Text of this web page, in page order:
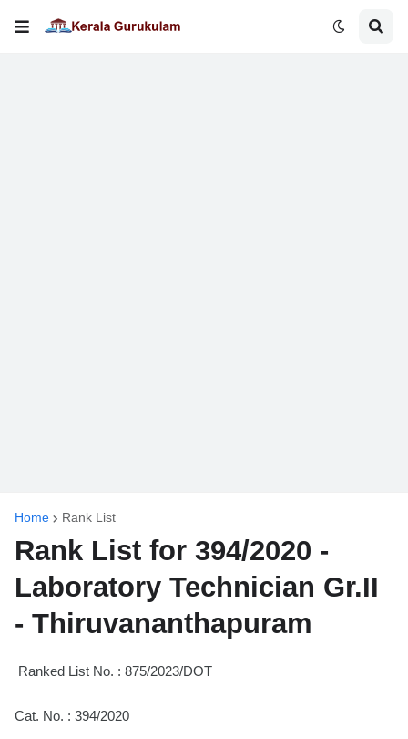
Home Rank List
Rank List for 394/2020 -
Laboratory Technician Gr.II
- Thiruvananthapuram
Ranked List No. : 875/2023/DOT
Cat. No. : 394/2020